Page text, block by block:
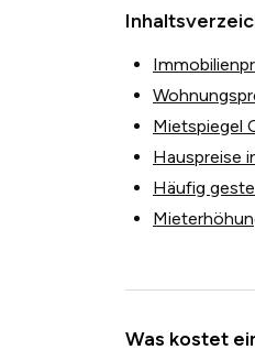
Mietspiegel
Hauspreise
Häufig
Was kostet